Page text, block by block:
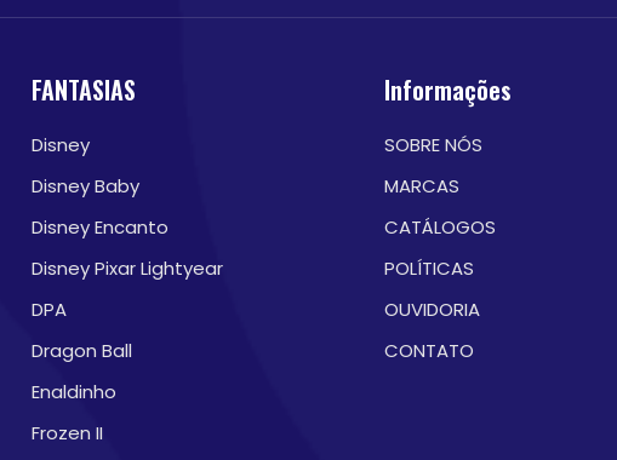
FANTASIAS
Disney
Disney Baby
Disney Encanto
Disney Pixar Lightyear
DPA
Dragon Ball
Enaldinho
Frozen II
Informações
SOBRE NÓS
MARCAS
CATÁLOGOS
POLÍTICAS
OUVIDORIA
CONTATO